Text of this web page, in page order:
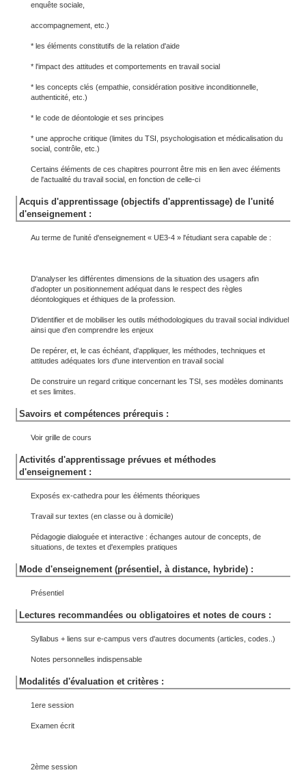
enquête sociale,
accompagnement, etc.)
* les éléments constitutifs de la relation d'aide
* l'impact des attitudes et comportements en travail social
* les concepts clés (empathie, considération positive inconditionnelle,
authenticité, etc.)
* le code de déontologie et ses principes
* une approche critique (limites du TSI, psychologisation et médicalisation du
social, contrôle, etc.)
Certains éléments de ces chapitres pourront être mis en lien avec éléments
de l'actualité du travail social, en fonction de celle-ci
Acquis d'apprentissage (objectifs d'apprentissage) de l'unité
d'enseignement :
Au terme de l'unité d'enseignement « UE3-4 » l'étudiant sera capable de :
D'analyser les différentes dimensions de la situation des usagers afin
d'adopter un positionnement adéquat dans le respect des règles
déontologiques et éthiques de la profession.
D'identifier et de mobiliser les outils méthodologiques du travail social individuel
ainsi que d'en comprendre les enjeux
De repérer, et, le cas échéant, d'appliquer, les méthodes, techniques et
attitudes adéquates lors d'une intervention en travail social
De construire un regard critique concernant les TSI, ses modèles dominants
et ses limites.
Savoirs et compétences prérequis :
Voir grille de cours
Activités d'apprentissage prévues et méthodes
d'enseignement :
Exposés ex-cathedra pour les éléments théoriques
Travail sur textes (en classe ou à domicile)
Pédagogie dialoguée et interactive : échanges autour de concepts, de
situations, de textes et d'exemples pratiques
Mode d'enseignement (présentiel, à distance, hybride) :
Présentiel
Lectures recommandées ou obligatoires et notes de cours :
Syllabus + liens sur e-campus vers d'autres documents (articles, codes..)
Notes personnelles indispensable
Modalités d'évaluation et critères :
1ere session
Examen écrit
2ème session